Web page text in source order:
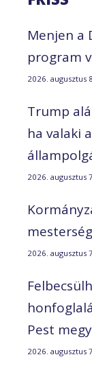
Menjen a
program
2026. augusztus
Trump
ha valaki
2026. augusztus
2026. augusztus
Pest
2026. augusztus